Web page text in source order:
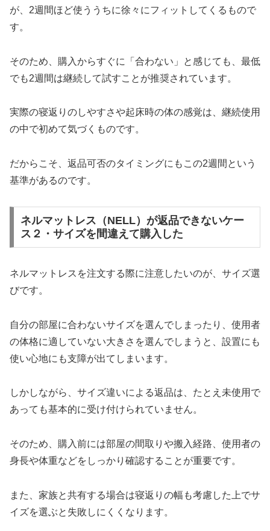
が、2週間ほど使ううちに徐々にフィットしてくるもので
す。
そのため、購入からすぐに「合わない」と感じても、最低
でも2週間は継続して試すことが推奨されています。
実際の寝返りのしやすさや起床時の体の感覚は、継続使用
の中で初めて気づくものです。
だからこそ、返品可否のタイミングにもこの2週間という
基準があるのです。
ネルマットレス（NELL）が返品できないケー
ス２・サイズを間違えて購入した
ネルマットレスを注文する際に注意したいのが、サイズ選
びです。
自分の部屋に合わないサイズを選んでしまったり、使用者
の体格に適していない大きさを選んでしまうと、設置にも
使い心地にも支障が出てしまいます。
しかしながら、サイズ違いによる返品は、たとえ未使用で
あっても基本的に受け付けられていません。
そのため、購入前には部屋の間取りや搬入経路、使用者の
身長や体重などをしっかり確認することが重要です。
また、家族と共有する場合は寝返りの幅も考慮した上でサ
イズを選ぶと失敗しにくくなります。